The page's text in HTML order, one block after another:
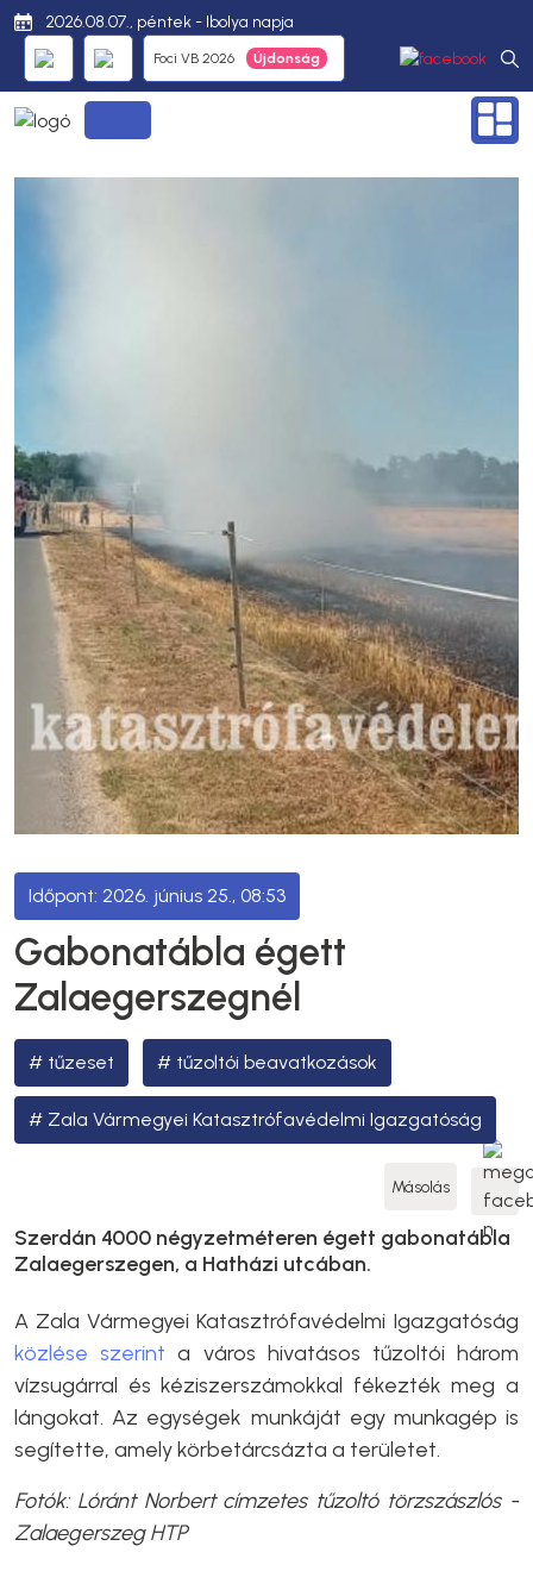
2026.08.07., péntek - Ibolya napja
Foci VB 2026
2026. június 25., 08:53
Gabonatábla égett
Zalaegerszegnél
tűzeset tűzoltói beavatkozások
Zala Vármegyei Katasztrófavédelmi Igazgatóság
Másolás
Szerdán 4000 négyzetméteren égett gabonatábla
Zalaegerszegen, a Hatházi utcában.
A Zala Vármegyei Katasztrófavédelmi Igazgatóság
közlése szerint a város hivatásos tűzoltói három
vízsugárral és kéziszerszámokkal fékezték meg a
lángokat. Az egységek munkáját egy munkagép is
segítette, amely körbetárcsázta a területet.
Fotók: Lóránt Norbert címzetes tűzoltó törzszászlós -
Zalaegerszeg HTP